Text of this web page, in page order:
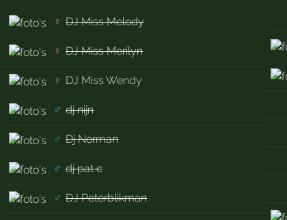
♀ DJ Miss Melody
♀ DJ Miss Merilyn
♀ DJ Miss Wendy
♂ dj nijn
♂ Dj Norman
♂ dj pat c
♂ DJ Peterblikman